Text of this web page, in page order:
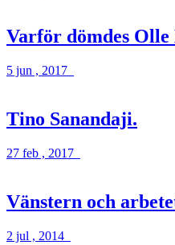
Varför dömdes
5 jun , 2017
Tino Sanandaji.
27 feb , 2017
Vänstern och
2 jul , 2014